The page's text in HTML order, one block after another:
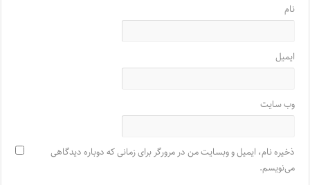
نام
ایمیل
وب‌ سایت
ذخیره نام، ایمیل و وبسایت من در مرورگر برای زمانی که دوباره دیدگاهی
می‌نویسم.